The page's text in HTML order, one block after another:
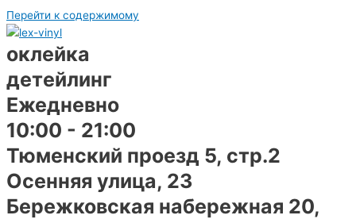
Перейти к содержимому
оклейка
детейлинг
Ежедневно
10:00 - 21:00
Тюменский проезд 5, стр.2
Осенняя улица, 23
Бережковская набережная 20,